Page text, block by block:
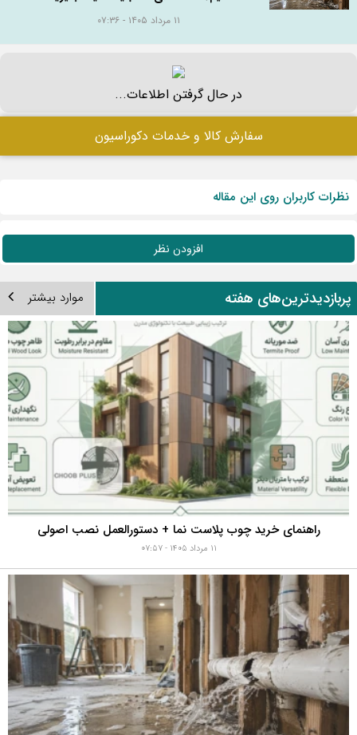
در حال گرفتن اطلاعات...
سفارش کالا و خدمات دکوراسیون
نظرات کاربران روی این مقاله
افزودن نظر
هفته موارد بیشتر
راهنمای خرید چوب پلاست نما + دستورالعمل نصب اصولی